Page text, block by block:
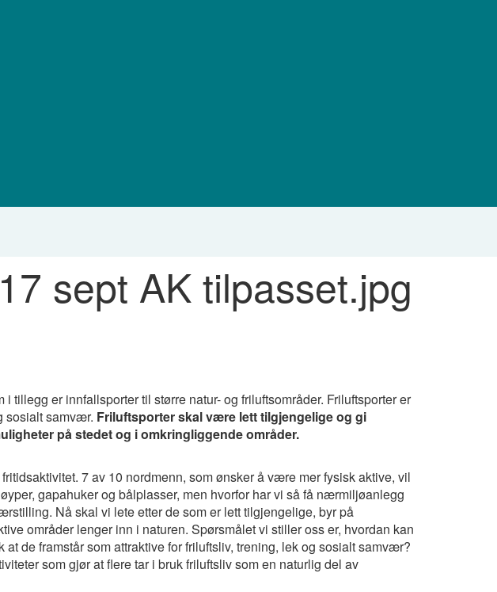
tillegg er innfallsporter til større natur- og friluftsområder. Friluftsporter er
sosialt samvær. Friluftsporter skal være lett tilgjengelige og gi
på stedet og i omkringliggende områder.
7 av 10 nordmenn, som ønsker å være mer fysisk aktive, vil
gapahuker og bålplasser, men hvorfor har vi så få nærmiljøanlegg
Nå skal vi lete etter de som er lett tilgjengelige, byr på
områder lenger inn i naturen. Spørsmålet vi stiller oss er, hvordan kan
de framstår som attraktive for friluftsliv, trening, lek og sosialt samvær?
som gjør at flere tar i bruk friluftsliv som en naturlig del av